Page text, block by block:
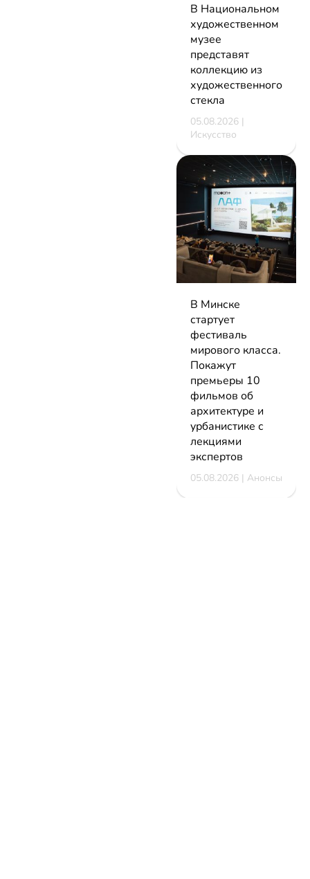
В Национальном
художественном
музее
представят
коллекцию из
художественного
стекла
05.08.2026 |
Искусство
В Минске
стартует
фестиваль
мирового класса.
Покажут
премьеры 10
фильмов об
архитектуре и
урбанистике с
лекциями
экспертов
05.08.2026 | Анонсы